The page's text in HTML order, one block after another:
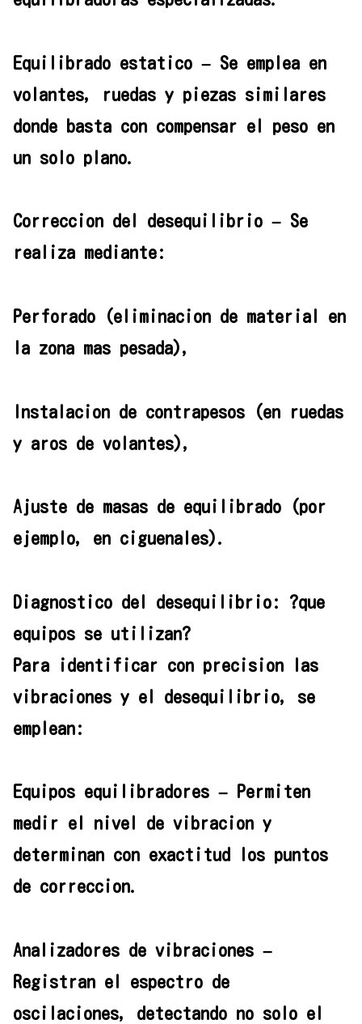
Equilibrado estatico – Se emplea en
volantes, ruedas y piezas similares
donde basta con compensar el peso en
un solo plano.
Correccion del desequilibrio – Se
realiza mediante:
Perforado (eliminacion de material en
la zona mas pesada),
Instalacion de contrapesos (en ruedas
y aros de volantes),
Ajuste de masas de equilibrado (por
ejemplo, en ciguenales).
Diagnostico del desequilibrio: ?que
equipos se utilizan?
Para identificar con precision las
vibraciones y el desequilibrio, se
emplean:
Equipos equilibradores – Permiten
medir el nivel de vibracion y
determinan con exactitud los puntos
de correccion.
Analizadores de vibraciones –
Registran el espectro de
oscilaciones, detectando no solo el